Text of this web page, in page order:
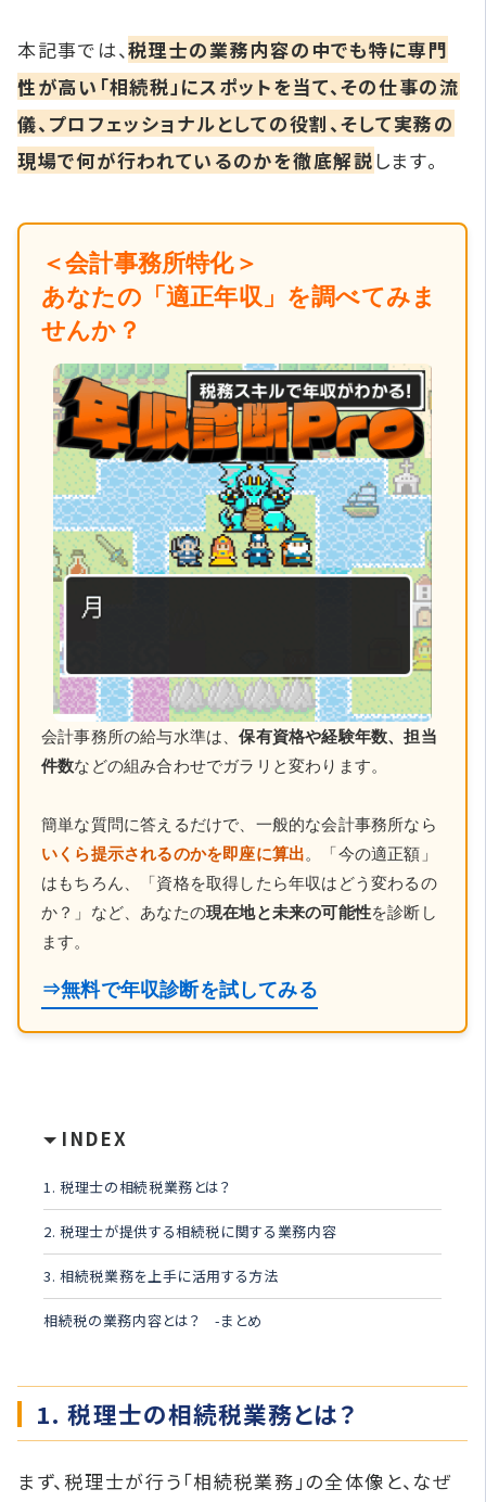
本記事では、税理士の業務内容の中でも特に専門
性が高い「相続税」にスポットを当て、その仕事の流
儀、プロフェッショナルとしての役割、そして実務の
現場で何が行われているのかを徹底解説 します。
＜会計事務所特化＞
あなたの「適正年収」を調べてみま
せんか？
会計事務所の給与水準は、保有資格や経験年数、担当
件数などの組み合わせでガラリと変わります。
簡単な質問に答えるだけで、一般的な会計事務所なら
いくら提示されるのかを即座に算出。「今の適正額」
はもちろん、「資格を取得したら年収はどう変わるの
か？」など、あなたの現在地と未来の可能性を診断し
ます。
⇒無料で年収診断を試してみる
INDEX
1. 税理士の相続税業務とは？
2. 税理士が提供する相続税に関する業務内容
3. 相続税業務を上手に活用する方法
相続税の業務内容とは？ -まとめ
1. 税理士の相続税業務とは？
まず、税理士が行う「相続税業務」の全体像と、なぜ